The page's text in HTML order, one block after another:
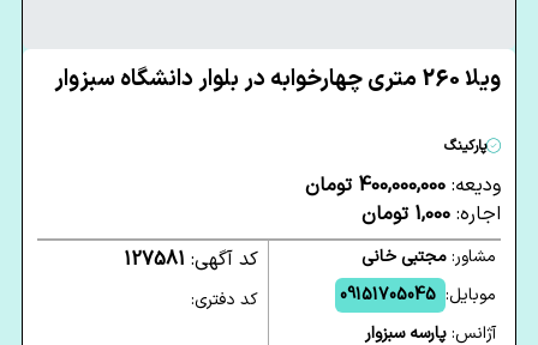
ویلا 260 متری چهارخوابه در بلوار دانشگاه سبزوار
پارکینگ
ودیعه: 400,000,000 تومان
اجاره: 1,000 تومان
مشاور:مجتبی خانی
موبایل: 09151705045
آژانس:پارسه سبزوار
کد آگهی: 127581
کد دفتری: